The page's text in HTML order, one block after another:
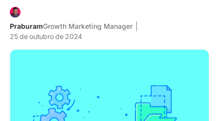
PraburamGrowth Marketing Manager
25 de outubro de 2024